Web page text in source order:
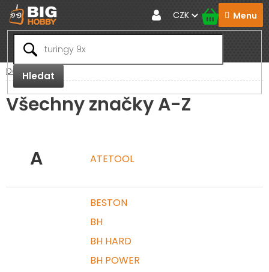
Přejít
na
obsah
Hledat
CZK
Domů
Všechny značky A-Z
A ATETOOL
BESTON
BH
BH HARD
BH POWER